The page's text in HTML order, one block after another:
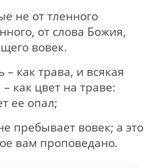
не от тленного
от слова Божия,
вовек.
– как трава, и всякая
как цвет на траве:
ее опал;
пребывает вовек; а это
вам проповедано.